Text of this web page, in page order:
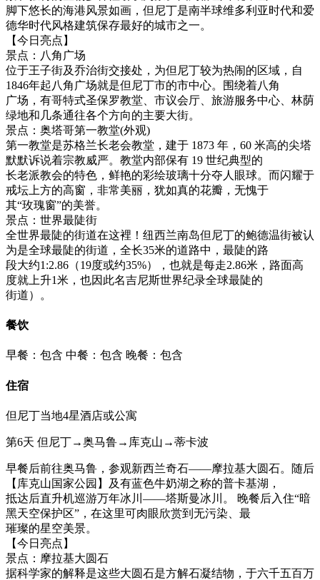
脚下悠长的海港风景如画，但尼丁是南半球维多利亚时代和爱
德华时代风格建筑保存最好的城市之一。
【今日亮点】
景点：八角广场
位于王子街及乔治街交接处，为但尼丁较为热闹的区域，自
1846年起八角广场就是但尼丁市的市中心。围绕着八角
广场，有哥特式圣保罗教堂、市议会厅、旅游服务中心、林荫
绿地和几条通往各个方向的主要大街。
景点：奥塔哥第一教堂(外观)
第一教堂是苏格兰长老会教堂，建于 1873 年，60 米高的尖塔
默默诉说着宗教威严。教堂内部保有 19 世纪典型的
长老派教会的特色，鲜艳的彩绘玻璃十分夺人眼球。而闪耀于
戒坛上方的高窗，非常美丽，犹如真的花瓣，无愧于
其“玫瑰窗”的美誉。
景点：世界最陡街
全世界最陡的街道在这裡！纽西兰南岛但尼丁的鲍德温街被认
为是全球最陡的街道，全长35米的道路中，最陡的路
段大约1:2.86（19度或约35%），也就是每走2.86米，路面高
度就上升1米，也因此名吉尼斯世界纪录全球最陡的
街道）。
餐饮
早餐：包含 中餐：包含 晚餐：包含
住宿
但尼丁当地4星酒店或公寓
第6天 但尼丁→奥马鲁→库克山→蒂卡波
早餐后前往奥马鲁，参观新西兰奇石——摩拉基大圆石。随后
【库克山国家公园】及有蓝色牛奶湖之称的普卡基湖，
抵达后直升机巡游万年冰川——塔斯曼冰川。 晚餐后入住“暗
黑天空保护区”，在这里可肉眼欣赏到无污染、最
璀璨的星空美景。
【今日亮点】
景点：摩拉基大圆石
据科学家的解释是这些大圆石是方解石凝结物，于六千五百万